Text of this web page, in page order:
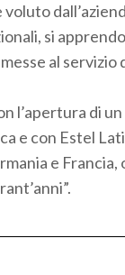
si
al servizio
l’apertura di
e con Estel
e